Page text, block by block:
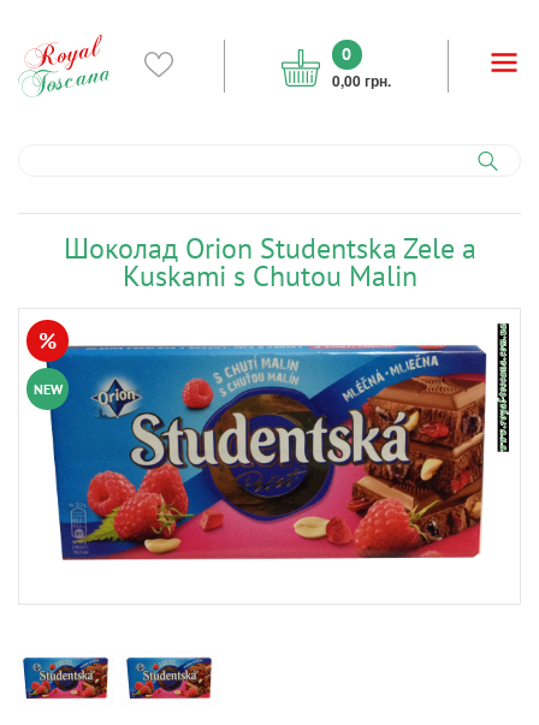
0
0,00 грн.
Шоколад Orion Studentska Zele a
Kuskami s Chutou Malin
NEW
%